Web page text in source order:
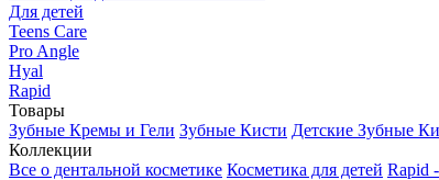
Для детей
Teens Care
Pro Angle
Hyal
Rapid
Товары
Зубные Кремы и Гели Зубные Кисти Детские Зубные
Коллекции
Все о дентальной косметике Косметика для детей Rapid